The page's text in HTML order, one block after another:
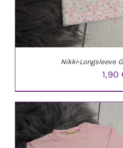
IN DEN WARENKORB
Nikki-Longsleeve
1,90